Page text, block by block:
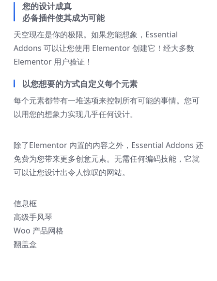
您的设计成真
必备插件使其成为可能
天空现在是你的极限。如果您能想象，Essential
Addons 可以让您使用 Elementor 创建它！经大多数
Elementor 用户验证！
以您想要的方式自定义每个元素
每个元素都带有一堆选项来控制所有可能的事情。您可
以用您的想象力实现几乎任何设计。
除了Elementor 内置的内容之外，Essential Addons 还
免费为您带来更多创意元素。无需任何编码技能，它就
可以让您设计出令人惊叹的网站。
信息框
高级手风琴
Woo 产品网格
翻盖盒